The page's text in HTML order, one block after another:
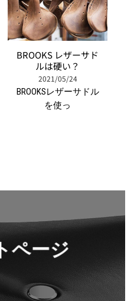
BROOKS レザーサド
ルは硬い？
2021/05/24
BROOKSレザーサドル
を使っ
ページ